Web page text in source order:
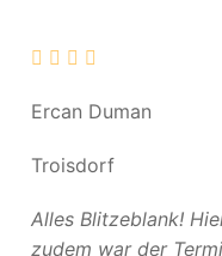
Ercan Duman
Troisdorf
Alles Blitzeblank!
zudem war der